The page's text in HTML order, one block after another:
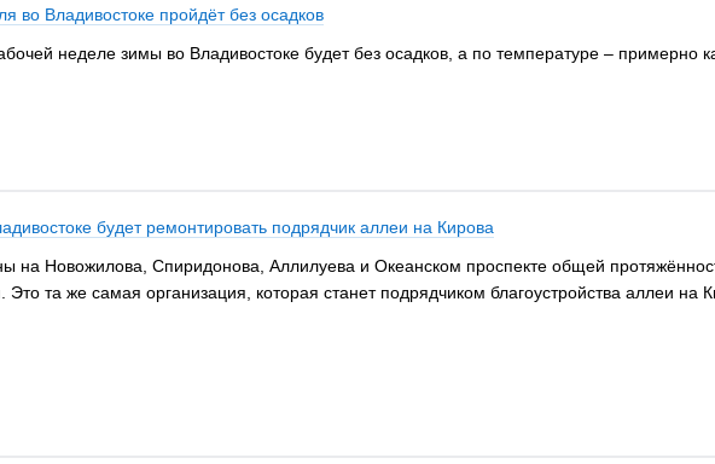
во Владивостоке пройдёт без осадков
неделе зимы во Владивостоке будет без осадков, а по температуре – примерно
будет ремонтировать подрядчик аллеи на Кирова
на Новожилова, Спиридонова, Аллилуева и Океанском проспекте общей
Это та же самая организация, которая станет подрядчиком благоустройства аллеи на